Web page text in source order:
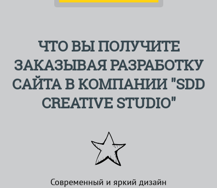
ЧТО ВЫ ПОЛУЧИТЕ
ЗАКАЗЫВАЯ РАЗРАБОТКУ
САЙТА В КОМПАНИИ "SDD
CREATIVE STUDIO"
Современный и яркий дизайн